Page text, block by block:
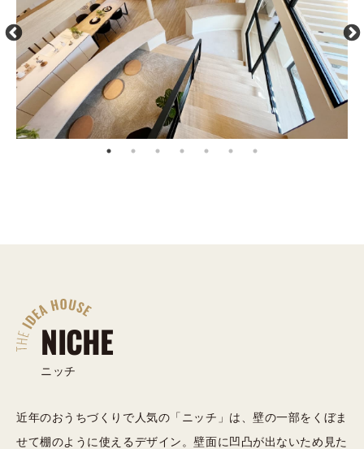
NICHE
ニッチ
近年のおうちづくりで人気の「ニッチ」は、壁の一部をくぼま
せて棚のように使えるデザイン。壁面に凹凸が出ないため見た